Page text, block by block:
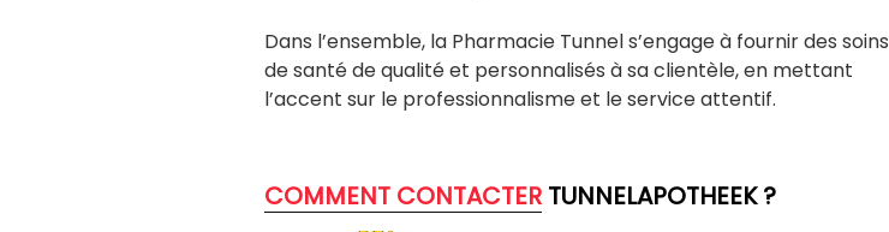
Dans l’ensemble, la Pharmacie Tunnel s’engage à fournir des soins
de santé de qualité et personnalisés à sa clientèle, en mettant
l’accent sur le professionnalisme et le service attentif.
COMMENT CONTACTER TUNNELAPOTHEEK ?